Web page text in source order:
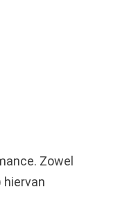
Zowel
hiervan